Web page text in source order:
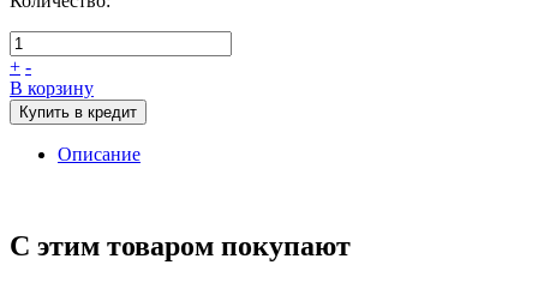
+ -
В корзину
Купить в кредит
Описание
С этим товаром покупают